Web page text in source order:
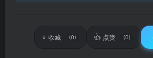
⭐ 收藏 (0) 👍 点赞 (0)